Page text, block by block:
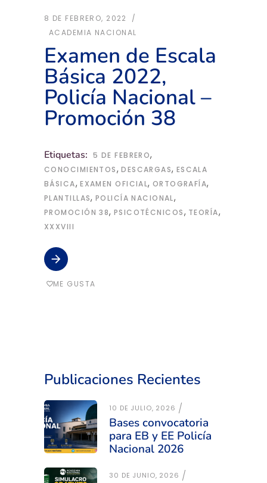
8 DE FEBRERO, 2022
ACADEMIA NACIONAL
Examen de Escala
Básica 2022,
Policía Nacional –
Promoción 38
Etiquetas: 5 DE FEBRERO,
CONOCIMIENTOS,DESCARGAS, ESCALA
BÁSICA,EXAMEN OFICIAL, ORTOGRAFÍA,
PLANTILLAS, POLICÍA NACIONAL,
PROMOCIÓN 38, PSICOTÉCNICOS, TEORÍA,
XXXVIII
arrow_forward
favorite_borderME GUSTA
Publicaciones Recientes
10 DE JULIO, 2026
Bases convocatoria
para EB y EE Policía
Nacional 2026
30 DE JUNIO, 2026